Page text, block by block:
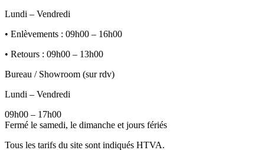
Lundi – Vendredi
• Enlèvements : 09h00 – 16h00
• Retours : 09h00 – 13h00
Bureau / Showroom (sur rdv)
Lundi – Vendredi
09h00 – 17h00
Fermé le samedi, le dimanche et jours fériés
Tous les tarifs du site sont indiqués HTVA.